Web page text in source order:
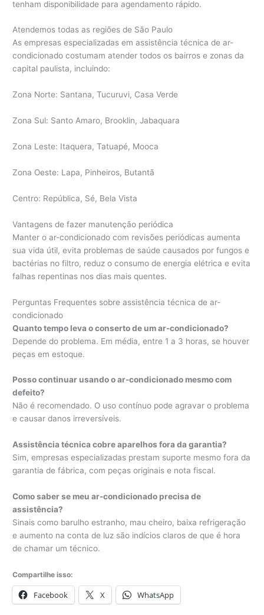
tenham disponibilidade para agendamento rápido.
Atendemos todas as regiões de São Paulo
As empresas especializadas em assistência técnica de ar-
condicionado costumam atender todos os bairros e zonas da
capital paulista, incluindo:
Zona Norte: Santana, Tucuruvi, Casa Verde
Zona Sul: Santo Amaro, Brooklin, Jabaquara
Zona Leste: Itaquera, Tatuapé, Mooca
Zona Oeste: Lapa, Pinheiros, Butantã
Centro: República, Sé, Bela Vista
Vantagens de fazer manutenção periódica
Manter o ar-condicionado com revisões periódicas aumenta
sua vida útil, evita problemas de saúde causados por fungos e
bactérias no filtro, reduz o consumo de energia elétrica e evita
falhas repentinas nos dias mais quentes.
Perguntas Frequentes sobre assistência técnica de ar-
condicionado
Quanto tempo leva o conserto de um ar-condicionado?
Depende do problema. Em média, entre 1 a 3 horas, se houver
peças em estoque.
Posso continuar usando o ar-condicionado mesmo com
defeito?
Não é recomendado. O uso contínuo pode agravar o problema
e causar danos irreversíveis.
Assistência técnica cobre aparelhos fora da garantia?
Sim, empresas especializadas prestam suporte mesmo fora da
garantia de fábrica, com peças originais e nota fiscal.
Como saber se meu ar-condicionado precisa de
assistência?
Sinais como barulho estranho, mau cheiro, baixa refrigeração
e aumento na conta de luz são indícios claros de que é hora
de chamar um técnico.
Compartilhe isso:
Facebook X WhatsApp